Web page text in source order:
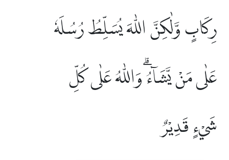
رِكَابٍ وَّلٰكِنَّ اللّٰهَ يُسَلِّطُ رُسُلَهٗ
عَلٰى مَنْ يَّشَاۤءُۗ وَاللّٰهُ عَلٰى كُلِّ
شَيْءٍ قَدِيْرٌ